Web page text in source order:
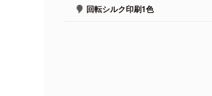
回転シルク印刷1色